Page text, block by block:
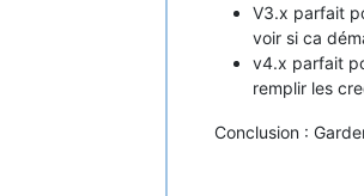
V3.x parfait
voir si ca
v4.x parfait
remplir les
Conclusion :